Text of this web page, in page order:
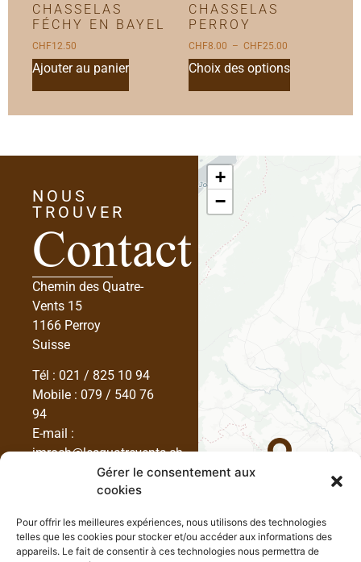
Gérer le consentement aux
cookies
Pour offrir les meilleures expériences, nous utilisons des technologies
telles que les cookies pour stocker et/ou accéder aux informations des
appareils. Le fait de consentir à ces technologies nous permettra de
CHASSELAS
FÉCHY EN BAYEL
CHF12.50
Ajouter au panier
CHASSELAS
PERROY
CHF8.00 – CHF25.00
Choix des options
NOUS
TROUVER
Contact
Chemin des Quatre-
Vents 15
1166 Perroy
Suisse
Tél : 021 / 825 10 94
Mobile : 079 / 540 76
94
E-mail :
jmroch@lesquatrevents.ch
+
−